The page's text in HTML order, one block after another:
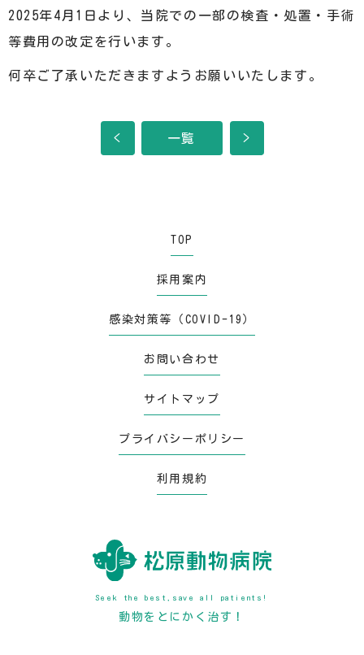
2025年4月1日より、当院での一部の検査・処置・手術
等費用の改定を行います。
何卒ご了承いただきますようお願いいたします。
< 一覧 >
TOP
採用案内
感染対策等（COVID-19）
お問い合わせ
サイトマップ
プライバシーポリシー
利用規約
Seek the best,save all patients!
動物をとにかく治す！